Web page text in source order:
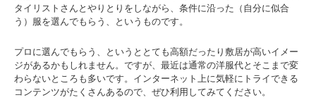
タイリストさんとやりとりをしながら、条件に沿った（自分に似合
う）服を選んでもらう、というものです。
プロに選んでもらう、というととても高額だったり敷居が高いイメー
ジがあるかもしれません。ですが、最近は通常の洋服代とそこまで変
わらないところも多いです。インターネット上に気軽にトライできる
コンテンツがたくさんあるので、ぜひ利用してみてください。